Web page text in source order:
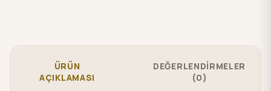
ÜRÜN
AÇIKLAMASI
DEĞERLENDİRMELER
(0)